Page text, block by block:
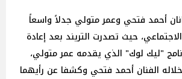
أحمد فتحي وعمر متولي جدلاً واسعاً
حيث تصدرت التريند بعد إعادة
"ليك لوك" الذي يقدمه عمر متولي،
الفنان أحمد فتحي وكشفا عن رأيهما